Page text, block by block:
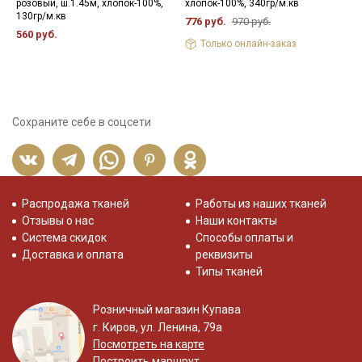
- запрещены отбеливатели
- сушить в подвешенном и расправленном состоянии
- гладить не рекомендуется, после глажки жатый эффект
розовый, ш.1.45м, хлопок-100%,
130гр/м.кв
560 руб.
хлопок-100%, 340гр/м.кв
776 руб. 970 руб.
Только онлайн-заказ
Сохраните себе в соцсети
Распродажа тканей
Отзывы о нас
Система скидок
Доставка и оплата
Работы из наших тканей
Наши контакты
Способы оплаты и
реквизиты
Типы тканей
Розничный магазин Купава
г. Киров, ул. Ленина, 79а
Посмотреть на карте